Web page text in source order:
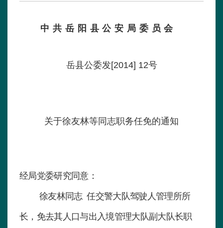
中 共 岳 阳 县 公 安 局 委 员 会
岳县公委发[2014] 12号
关于徐友林等同志职务任免的通知
经局党委研究同意：
徐友林同志 任交警大队驾驶人管理所所
长，免去其人口与出入境管理大队副大队长职